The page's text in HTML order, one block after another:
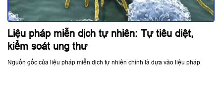
Liệu pháp miễn dịch tự nhiên: Tự tiêu diệt,
kiểm soát ung thư
Nguồn gốc của liệu pháp miễn dịch tự nhiên chính là dựa vào liệu pháp